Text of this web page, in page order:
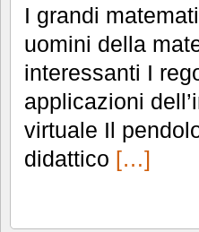
I grandi
uomini della
interessanti I
applicazioni
virtuale Il
didattico […]